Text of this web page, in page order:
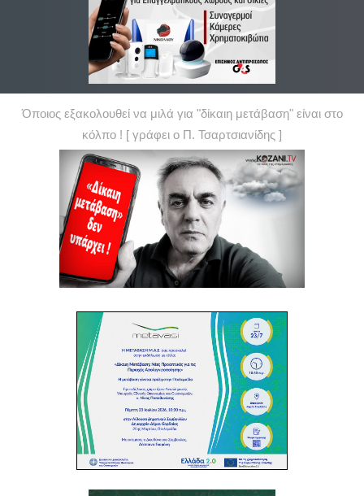
Όποιος εξακολουθεί να μιλά για "δίκαιη μετάβαση" είναι στο
κόλπο ! [ γράφει ο Π. Τσαρτσιανίδης ]